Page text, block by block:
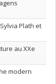
Plath et
au XXe
modern